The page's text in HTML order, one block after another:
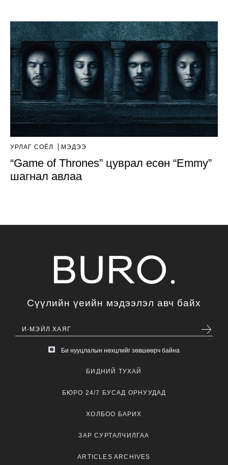
УРЛАГ СОЁЛ МЭДЭЭ
“Game of Thrones” цуврал есөн “Emmy”
шагнал авлаа
Сүүлийн үеийн мэдээлэл авч байх
Би нууцлалын нөхцлийг зөвшөөрч байна
БИДНИЙ ТУХАЙ
БЮРО 24/7 БУСАД ОРНУУДАД
ХОЛБОО БАРИХ
ЗАР СУРТАЛЧИЛГАА
ARTICLES ARCHIVES